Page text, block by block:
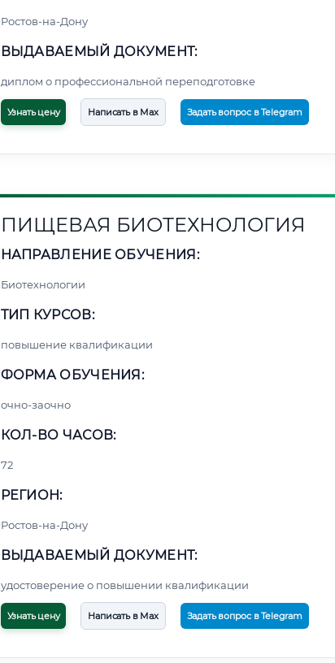
Ростов-на-Дону
ВЫДАВАЕМЫЙ ДОКУМЕНТ:
диплом о профессиональной переподготовке
Узнать цену Написать в Max Задать вопрос в Telegram
ПИЩЕВАЯ БИОТЕХНОЛОГИЯ
НАПРАВЛЕНИЕ ОБУЧЕНИЯ:
Биотехнологии
ТИП КУРСОВ:
повышение квалификации
ФОРМА ОБУЧЕНИЯ:
очно-заочно
КОЛ-ВО ЧАСОВ:
72
РЕГИОН:
Ростов-на-Дону
ВЫДАВАЕМЫЙ ДОКУМЕНТ:
удостоверение о повышении квалификации
Узнать цену Написать в Max Задать вопрос в Telegram